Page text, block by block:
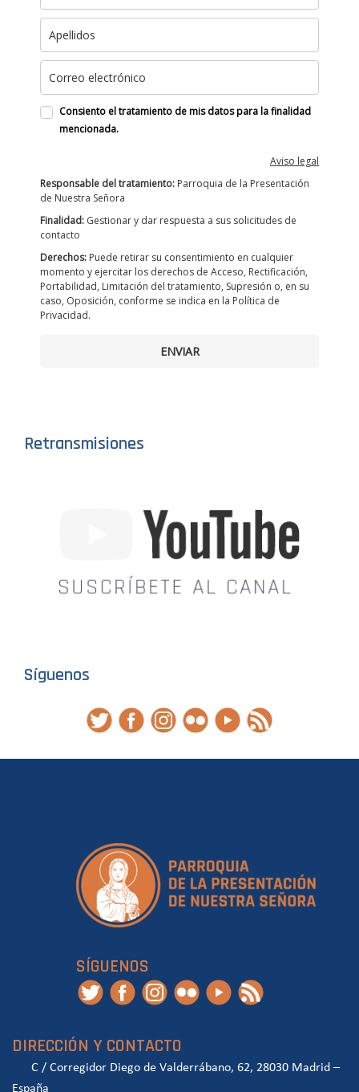
Consiento el tratamiento de mis datos para la finalidad
mencionada.
Aviso legal
Responsable del tratamiento: Parroquia de la Presentación
de Nuestra Señora
Finalidad: Gestionar y dar respuesta a sus solicitudes de
contacto
Derechos: Puede retirar su consentimiento en cualquier
momento y ejercitar los derechos de Acceso, Rectificación,
Portabilidad, Limitación del tratamiento, Supresión o, en su
caso, Oposición, conforme se indica en la Política de
Privacidad.
ENVIAR
Retransmisiones
Síguenos
SÍGUENOS
DIRECCIÓN Y CONTACTO
C / Corregidor Diego de Valderrábano, 62, 28030 Madrid –
España